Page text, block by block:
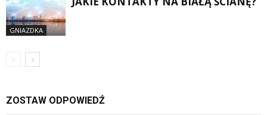
GNIAZDKA
ZOSTAW ODPOWIEDŹ